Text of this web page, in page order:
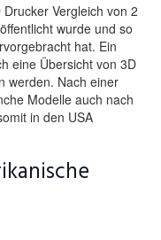
Vergleich von 2
wurde und so
hat. Ein
eine Übersicht von 3D
werden. Nach einer
Modelle auch nach
in den USA